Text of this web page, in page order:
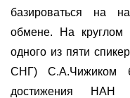
базироваться на
обмене. На круглом
одного из пяти
СНГ) С.А.Чижиком
достижения НАН